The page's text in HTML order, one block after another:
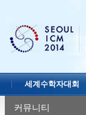
세계수학자대회
커뮤니티